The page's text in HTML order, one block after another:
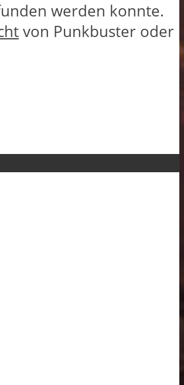
werden konnte.
von Punkbuster oder